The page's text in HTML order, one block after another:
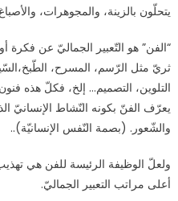
يتحلّون بالزينة، والمجوهرات،
“الفن” هو التّعبير الجماليّ عن
ثريّ مثل الرّسم، المسرح،
التلوين، التصميم… إلخ، فكلّ هذه
يعرّف الفنّ بكونه النّشاط الإنسانيّ
والشّعور. (بصمة النّفس الإنسانيّة)..
ولعلّ الوظيفة الرئيسة للفن هي
أعلى مراتب التعبير الجماليّ.